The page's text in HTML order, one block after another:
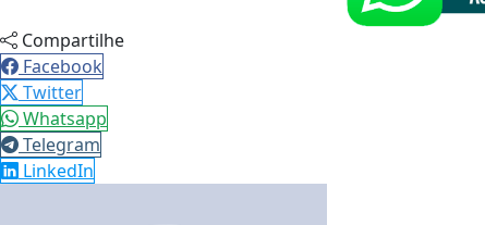
Compartilhe
Facebook
Twitter
Whatsapp
Telegram
LinkedIn